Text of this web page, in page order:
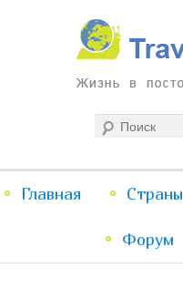
Traveliving
Жизнь в постоянном путешествии
менюГлавная Страны
Форум